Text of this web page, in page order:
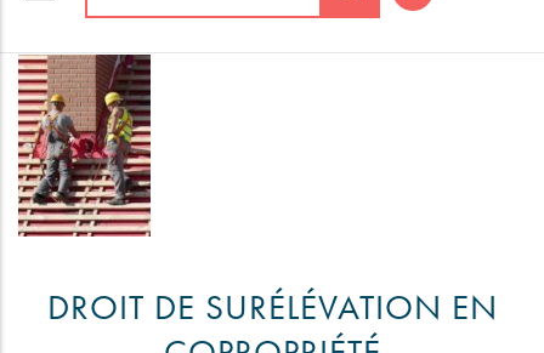
DROIT DE SURÉLÉVATION EN